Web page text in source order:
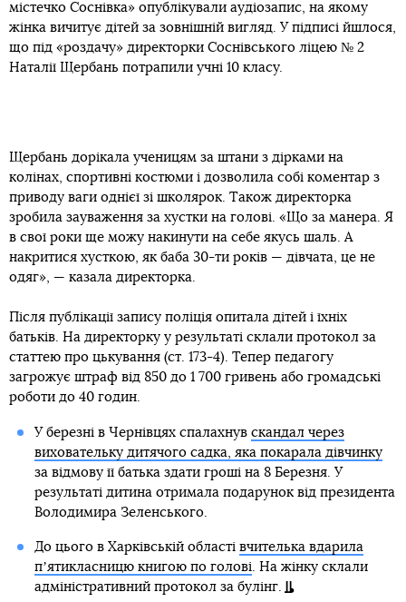
містечко Соснівка» опублікували аудіозапис, на якому
жінка вичитує дітей за зовнішній вигляд. У підписі йшлося,
що під «роздачу» директорки Соснівського ліцею № 2
Наталії Щербань потрапили учні 10 класу.
Щербань дорікала ученицям за штани з дірками на
колінах, спортивні костюми і дозволила собі коментар з
приводу ваги однієї зі школярок. Також директорка
зробила зауваження за хустки на голові. «Що за манера. Я
в свої роки ще можу накинути на себе якусь шаль. А
накритися хусткою, як баба 30-ти років — дівчата, це не
одяг», — казала директорка.
Після публікації запису поліція опитала дітей і їхніх
батьків. На директорку у результаті склали протокол за
статтею про цькування (ст. 173-4). Тепер педагогу
загрожує штраф від 850 до 1 700 гривень або громадські
роботи до 40 годин.
У березні в Чернівцях спалахнув скандал через
виховательку дитячого садка, яка покарала дівчинку
за відмову її батька здати гроші на 8 Березня. У
результаті дитина отримала подарунок від президента
Володимира Зеленського.
До цього в Харківській області вчителька вдарила
пʼятикласницю книгою по голові. На жінку склали
адміністративний протокол за булінг.